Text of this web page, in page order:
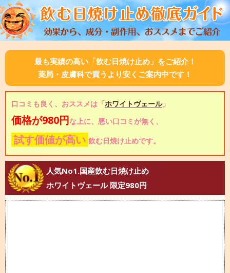
最も実績の高い「飲む日焼け止め」をご紹介！
薬局・皮膚科で買うより安くご案内中です！
口コミも良く、おススメは「ホワイトヴェール」
価格が980円な上に、悪い口コミが無く、
試す価値が高い 飲む日焼け止めです。
人気No1.国産飲む日焼け止め
ホワイトヴェール 限定980円